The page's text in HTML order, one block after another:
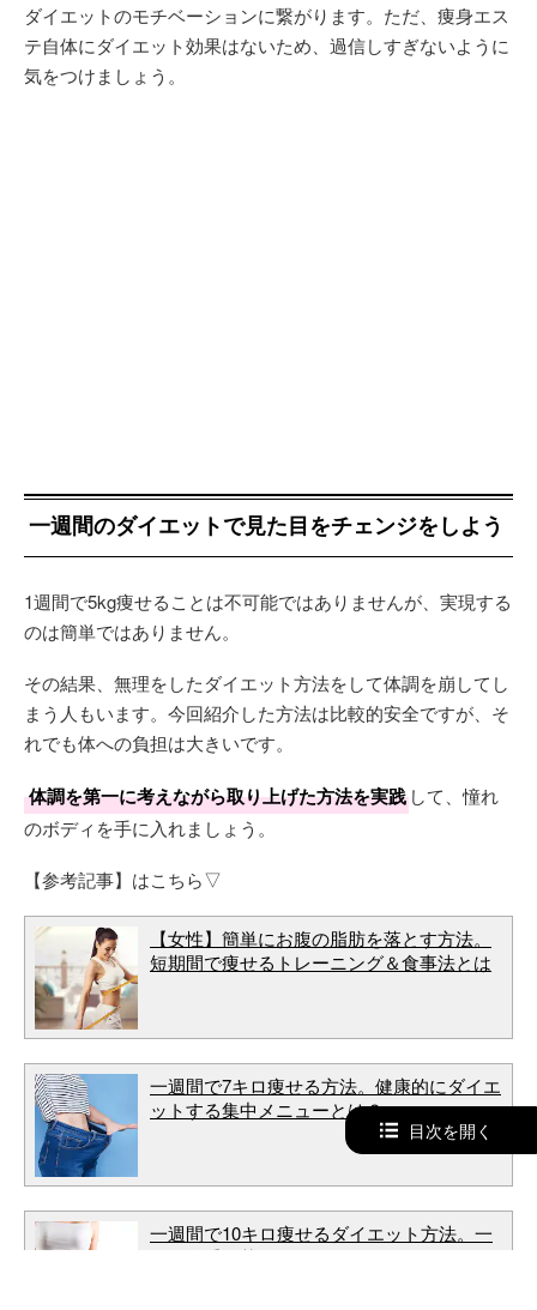
ダイエットのモチベーションに繋がります。ただ、痩身エス
テ自体にダイエット効果はないため、過信しすぎないように
気をつけましょう。
一週間のダイエットで見た目をチェンジをしよう
1週間で5kg痩せることは不可能ではありませんが、実現する
のは簡単ではありません。
その結果、無理をしたダイエット方法をして体調を崩してし
まう人もいます。今回紹介した方法は比較的安全ですが、そ
れでも体への負担は大きいです。
体調を第一に考えながら取り上げた方法を実践 して、憧れ
のボディを手に入れましょう。
【参考記事】はこちら▽
【女性】簡単にお腹の脂肪を落とす方法。
短期間で痩せるトレーニング＆食事法とは
一週間で7キロ痩せる方法。健康的にダイエ
ットする集中メニューとは？
一週間で10キロ痩せるダイエット方法。一
気に体重を落とすメニューとは？
目次を開く